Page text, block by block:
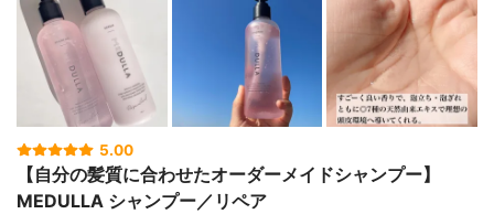
5.00
【自分の髪質に合わせたオーダーメイドシャンプー】
MEDULLA シャンプー／リペア